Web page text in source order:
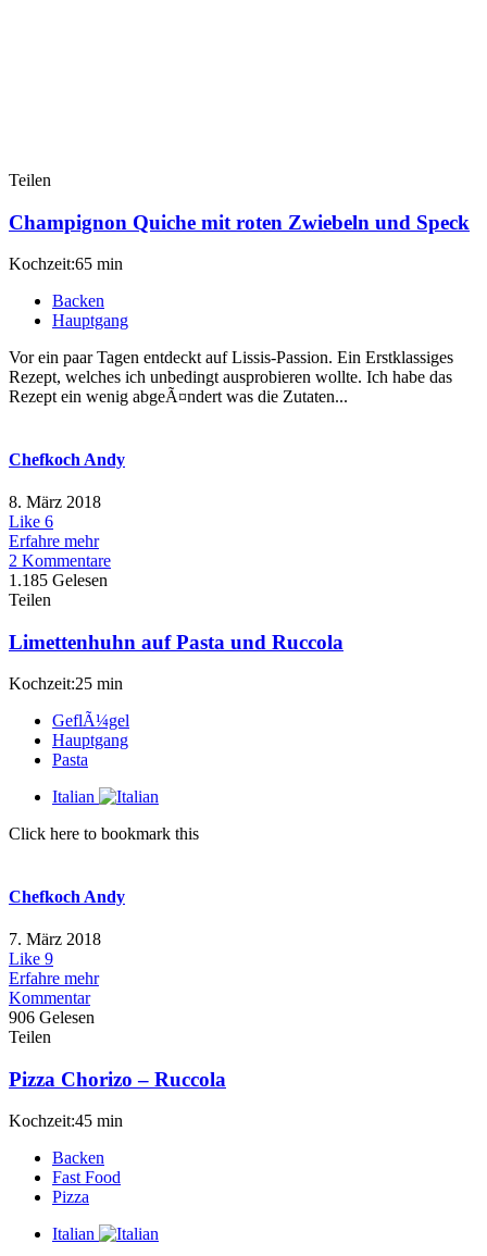
Teilen
Champignon Quiche mit roten Zwiebeln und Speck
Kochzeit:65 min
Backen
Hauptgang
Vor ein paar Tagen entdeckt auf Lissis-Passion. Ein Erstklassiges
Rezept, welches ich unbedingt ausprobieren wollte. Ich habe das
Rezept ein wenig abgeÃ¤ndert was die Zutaten...
Chefkoch Andy
8. März 2018
Like 6
Erfahre mehr
2 Kommentare
1.185 Gelesen
Teilen
Limettenhuhn auf Pasta und Ruccola
Kochzeit:25 min
GeflÃ¼gel
Hauptgang
Pasta
Italian
Click here to bookmark this
Chefkoch Andy
7. März 2018
Like 9
Erfahre mehr
Kommentar
906 Gelesen
Teilen
Pizza Chorizo – Ruccola
Kochzeit:45 min
Backen
Fast Food
Pizza
Italian